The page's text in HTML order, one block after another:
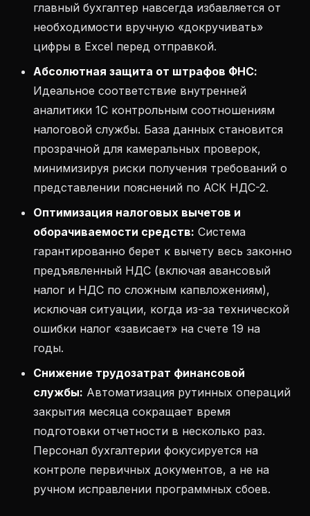
главный бухгалтер навсегда избавляется от
необходимости вручную «докручивать»
цифры в Excel перед отправкой.
Абсолютная защита от штрафов ФНС:
Идеальное соответствие внутренней
аналитики 1С контрольным соотношениям
налоговой службы. База данных становится
прозрачной для камеральных проверок,
минимизируя риски получения требований о
представлении пояснений по АСК НДС-2.
Оптимизация налоговых вычетов и
оборачиваемости средств: Система
гарантированно берет к вычету весь законно
предъявленный НДС (включая авансовый
налог и НДС по сложным капвложениям),
исключая ситуации, когда из-за технической
ошибки налог «зависает» на счете 19 на
годы.
Снижение трудозатрат финансовой
службы: Автоматизация рутинных операций
закрытия месяца сокращает время
подготовки отчетности в несколько раз.
Персонал бухгалтерии фокусируется на
контроле первичных документов, а не на
ручном исправлении программных сбоев.